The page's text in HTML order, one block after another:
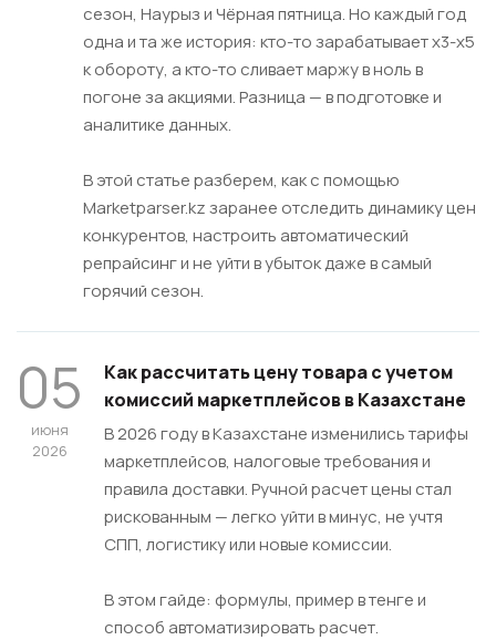
сезон, Наурыз и Чёрная пятница. Но каждый год
одна и та же история: кто-то зарабатывает х3-х5
к обороту, а кто-то сливает маржу в ноль в
погоне за акциями. Разница — в подготовке и
аналитике данных.
В этой статье разберем, как с помощью
Marketрarser.kz заранее отследить динамику цен
конкурентов, настроить автоматический
репрайсинг и не уйти в убыток даже в самый
горячий сезон.
05
июня
2026
Как рассчитать цену товара с учетом
комиссий маркетплейсов в Казахстане
В 2026 году в Казахстане изменились тарифы
маркетплейсов, налоговые требования и
правила доставки. Ручной расчет цены стал
рискованным — легко уйти в минус, не учтя
СПП, логистику или новые комиссии.
В этом гайде: формулы, пример в тенге и
способ автоматизировать расчет.